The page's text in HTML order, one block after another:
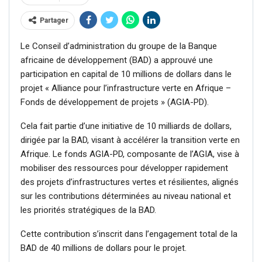
Partager
Le Conseil d’administration du groupe de la Banque
africaine de développement (BAD) a approuvé une
participation en capital de 10 millions de dollars dans le
projet « Alliance pour l’infrastructure verte en Afrique –
Fonds de développement de projets » (AGIA-PD).
Cela fait partie d’une initiative de 10 milliards de dollars,
dirigée par la BAD, visant à accélérer la transition verte en
Afrique. Le fonds AGIA-PD, composante de l’AGIA, vise à
mobiliser des ressources pour développer rapidement
des projets d’infrastructures vertes et résilientes, alignés
sur les contributions déterminées au niveau national et
les priorités stratégiques de la BAD.
Cette contribution s’inscrit dans l’engagement total de la
BAD de 40 millions de dollars pour le projet.